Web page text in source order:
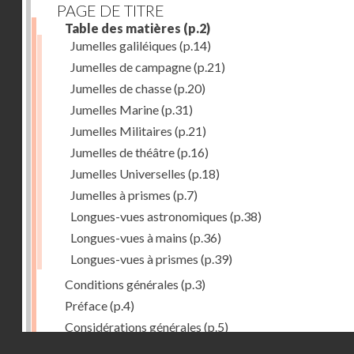
PAGE DE TITRE
Table des matières (p.2)
Jumelles galiléiques (p.14)
Jumelles de campagne(p.21)
Jumelles de chasse(p.20)
Jumelles Marine(p.31)
Jumelles Militaires (p.21)
Jumelles de théâtre(p.16)
Jumelles Universelles (p.18)
Jumelles à prismes (p.7)
Longues-vues astronomiques (p.38)
Longues-vues à mains (p.36)
Longues-vues à prismes (p.39)
Conditions générales (p.3)
Préface(p.4)
Considérations générales (p.5)